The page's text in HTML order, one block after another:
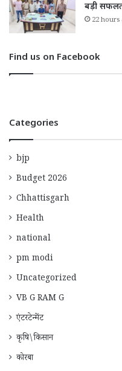
बड़ी
22 hours
Find us on Facebook
Categories
bjp
Budget 2026
Chhattisgarh
Health
national
pm modi
Uncategorized
VB G RAM G
एंटरटेन्मेंट
कृषि\किसान
कोरबा